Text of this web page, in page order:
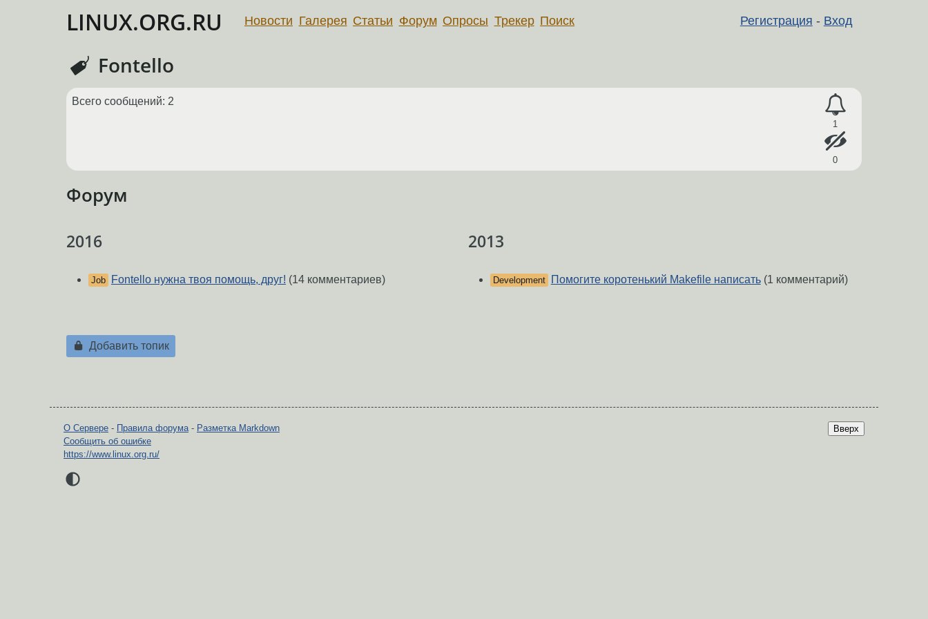
LINUX.ORG.RU Регистрация - Вход
Новости Галерея Статьи Форум Опросы Трекер Поиск
Fontello
1
0
Всего сообщений: 2
Форум
2016
Job Fontello нужна твоя помощь, друг! (14 комментариев)
2013
Development Помогите коротенький Makefile написать(1 комментарий)
Добавить топик
Вверх
О Сервере - Правила форума - Разметка Markdown
Сообщить об ошибке
https://www.linux.org.ru/